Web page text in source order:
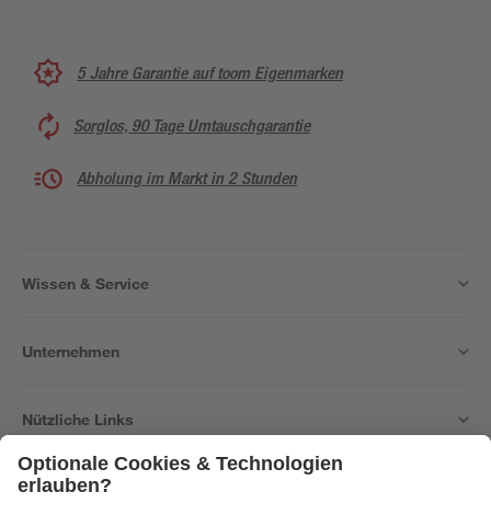
5 Jahre Garantie auf toom Eigenmarken
Sorglos, 90 Tage Umtauschgarantie
Abholung im Markt in 2 Stunden
Wissen & Service
Unternehmen
Nützliche Links